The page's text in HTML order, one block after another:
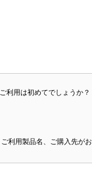
利用は初めてでしょうか？
利用製品名、ご購入先が